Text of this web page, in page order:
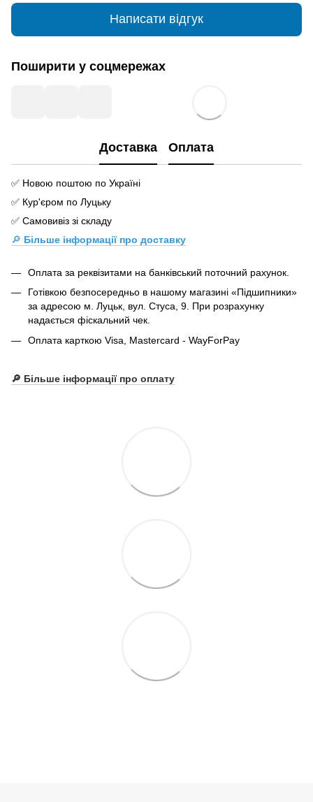
Написати відгук
Поширити у соцмережах
Доставка Оплата
✅ Новою поштою по Україні
✅ Кур'єром по Луцьку
✅ Самовивіз зі складу
🔎 Більше інформації про доставку
Оплата за реквізитами на банківський поточний рахунок.
Готівкою безпосередньо в нашому магазині «Підшипники»
за адресою м. Луцьк, вул. Стуса, 9. При розрахунку
надається фіскальний чек.
Оплата карткою Visa, Mastercard - WayForPay
🔎 Більше інформації про оплату